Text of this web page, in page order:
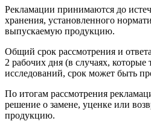
Рекламации принимаются до
хранения, установленного
выпускаемую продукцию.
Общий срок рассмотрения и
2 рабочих дня (в случаях,
исследований, срок может быть
По итогам рассмотрения
решение о замене, уценке или
продукцию.